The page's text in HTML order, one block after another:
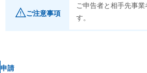
ご注意事項
ご申告者と相手先事
す。
申請